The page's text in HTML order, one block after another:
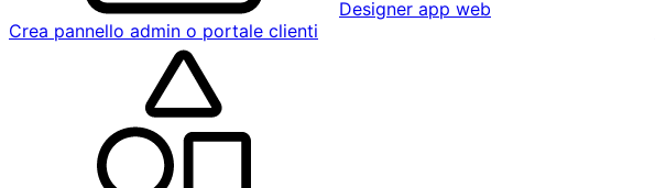
Designer app web
Crea pannello admin o portale clienti